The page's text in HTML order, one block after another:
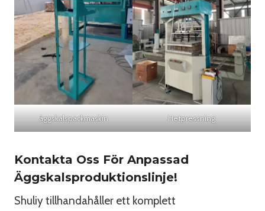
äggskalspackmaskin Hetpressning
Kontakta Oss För Anpassad
Äggskalsproduktionslinje!
Shuliy tillhandahåller ett komplett